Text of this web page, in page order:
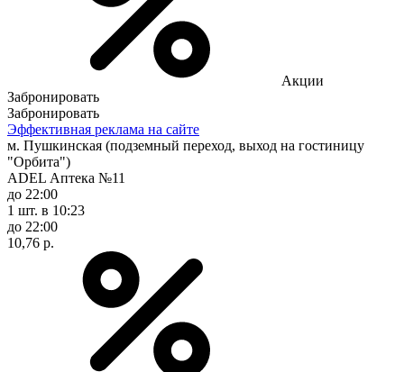
Акции
Забронировать
Забронировать
Эффективная реклама на сайте
м. Пушкинская (подземный переход, выход на гостиницу
"Орбита")
ADEL Аптека №11
до 22:00
1 шт. в 10:23
до 22:00
10,76 р.